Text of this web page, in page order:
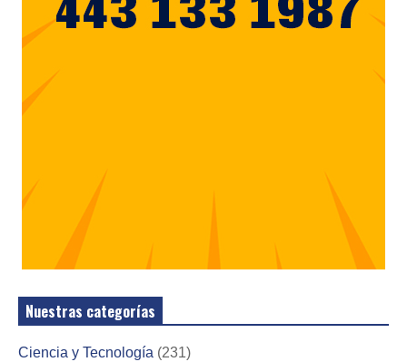
Nuestras categorías
Ciencia y Tecnología (231)